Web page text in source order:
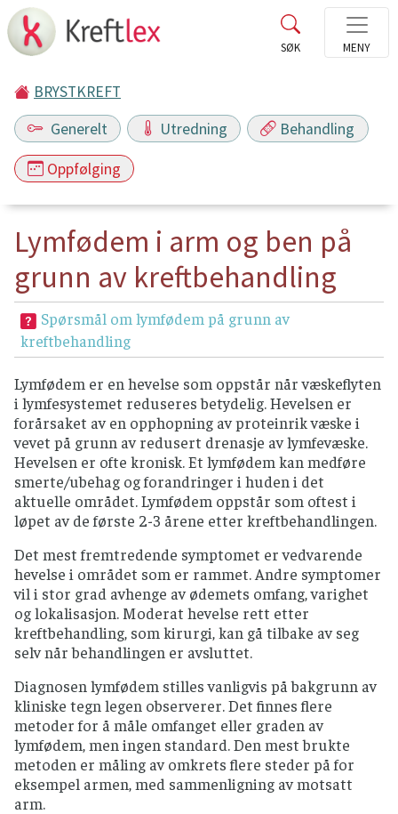
BRYSTKREFT
Generelt
Utredning Behandling
Oppfølging
Lymfødem i arm og ben på
grunn av kreftbehandling
Spørsmål om lymfødem på grunn av
kreftbehandling
Lymfødem er en hevelse som oppstår når væskeflyten
i lymfesystemet reduseres betydelig. Hevelsen er
forårsaket av en opphopning av proteinrik væske i
vevet på grunn av redusert drenasje av lymfevæske.
Hevelsen er ofte kronisk. Et lymfødem kan medføre
smerte/ubehag og forandringer i huden i det
aktuelle området. Lymfødem oppstår som oftest i
løpet av de første 2-3 årene etter kreftbehandlingen.
Det mest fremtredende symptomet er vedvarende
hevelse i området som er rammet. Andre symptomer
vil i stor grad avhenge av ødemets omfang, varighet
og lokalisasjon. Moderat hevelse rett etter
kreftbehandling, som kirurgi, kan gå tilbake av seg
selv når behandlingen er avsluttet.
Diagnosen lymfødem stilles vanligvis på bakgrunn av
kliniske tegn legen observerer. Det finnes flere
metoder for å måle omfanget eller graden av
lymfødem, men ingen standard. Den mest brukte
metoden er måling av omkrets flere steder på for
eksempel armen, med sammenligning av motsatt
arm.